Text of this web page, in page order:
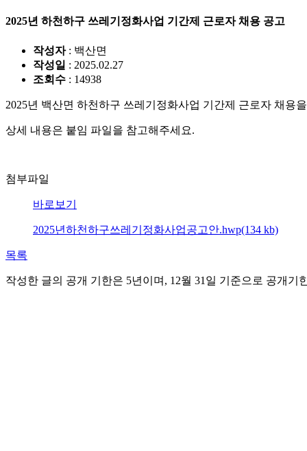
2025년 하천하구 쓰레기정화사업 기간제 근로자 채용 공고
작성자: 백산면
작성일 : 2025.02.27
조회수 : 14938
2025년 백산면 하천하구 쓰레기정화사업 기간제 근로자 채용
상세 내용은 붙임 파일을 참고해주세요.
첨부파일
바로보기
2025년하천하구쓰레기정화사업공고안.hwp(134 kb)
목록
작성한 글의 공개 기한은 5년이며, 12월 31일 기준으로 공개기